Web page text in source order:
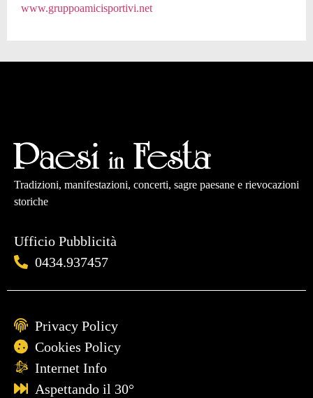
www.gruppoamicisportivi.net
Tradizioni, manifestazioni, concerti, sagre paesane e rievocazioni
storiche
Ufficio Pubblicità
0434.937457
Privacy Policy
Cookies Policy
Internet Info
Aspettando il 30°